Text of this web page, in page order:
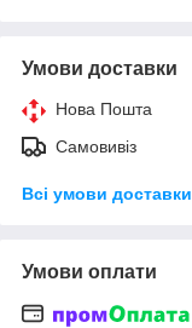
Умови доставки
Нова Пошта
Самовивіз
Всі умови доставки
Умови оплати